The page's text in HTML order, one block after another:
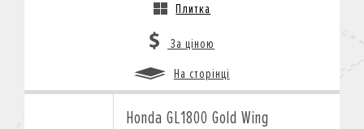
Плитка
За ціною
На сторінці
Honda GL1800 Gold Wing